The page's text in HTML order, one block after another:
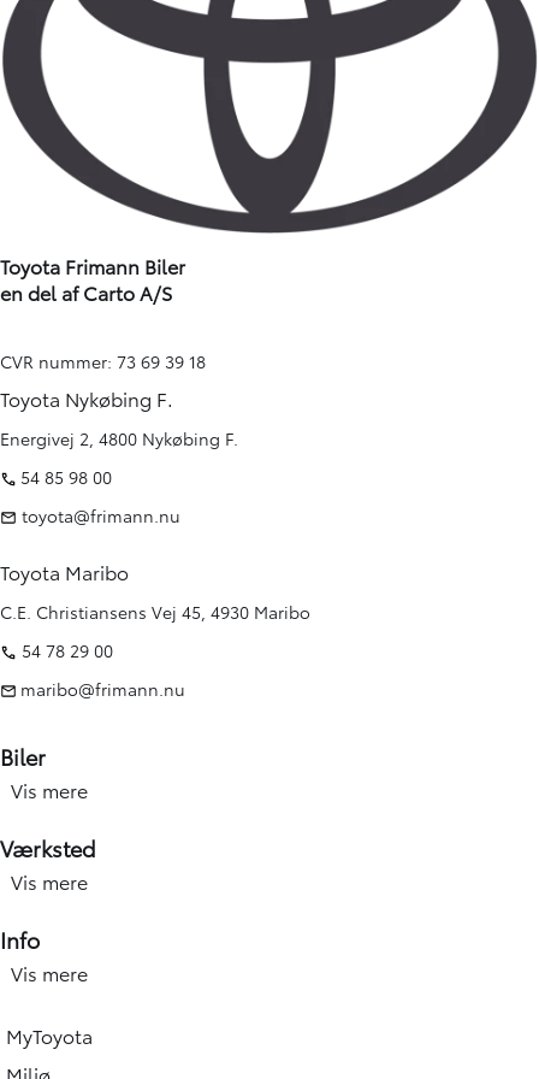
Toyota Frimann Biler
en del af Carto A/S
CVR nummer: 73 69 39 18
Toyota Nykøbing F.
Energivej 2, 4800 Nykøbing F.
54 85 98 00
toyota@frimann.nu
Toyota Maribo
C.E. Christiansens Vej 45, 4930 Maribo
54 78 29 00
maribo@frimann.nu
Biler
Nye biler
Kampagner
Erhverv
Book prøvetur
Beregn salgspris på din bil
Toyota Approved Used
Vis mere
Værksted
Værksted forside
Hjulskift & dæk
Skadecenter & smart Repair
Vis mere
Info
Åbningstid
Toyota Vejhjælp
Vis mere
MyToyota